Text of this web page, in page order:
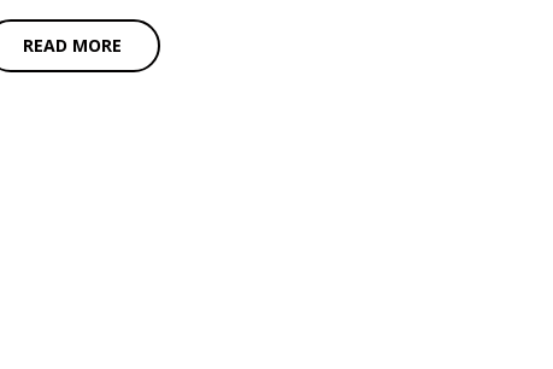
READ MORE